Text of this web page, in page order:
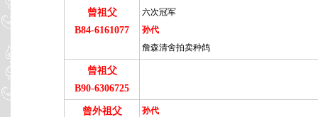
曾祖父
B84-6161077
六次冠军
孙代
詹森清舍拍卖种鸽
曾祖父
B90-6306725
曾外祖父
孙代